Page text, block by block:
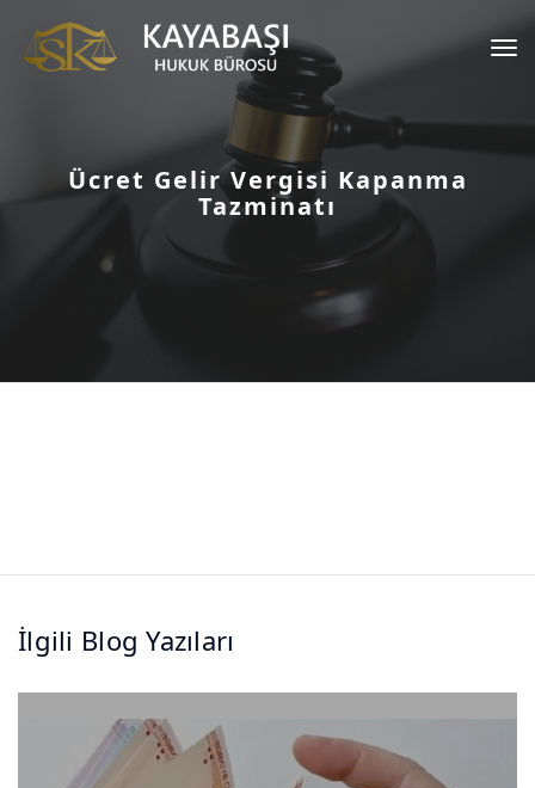
Ücret Gelir Vergisi Kapanma
Tazminatı
İlgili Blog Yazıları